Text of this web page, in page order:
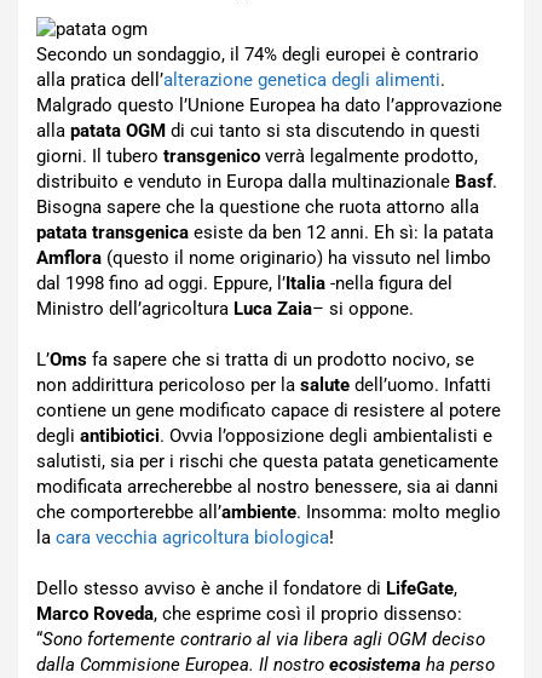
Secondo un sondaggio, il 74% degli europei è contrario
alla pratica dell’alterazione genetica degli alimenti.
Malgrado questo l’Unione Europea ha dato l’approvazione
alla patata OGM di cui tanto si sta discutendo in questi
giorni. Il tubero transgenico verrà legalmente prodotto,
distribuito e venduto in Europa dalla multinazionale Basf.
Bisogna sapere che la questione che ruota attorno alla
patata transgenica esiste da ben 12 anni. Eh sì: la patata
Amflora (questo il nome originario) ha vissuto nel limbo
dal 1998 fino ad oggi. Eppure, l’Italia -nella figura del
Ministro dell’agricoltura Luca Zaia– si oppone.
L’Oms fa sapere che si tratta di un prodotto nocivo, se
non addirittura pericoloso per la salute dell’uomo. Infatti
contiene un gene modificato capace di resistere al potere
degli antibiotici. Ovvia l’opposizione degli ambientalisti e
salutisti, sia per i rischi che questa patata geneticamente
modificata arrecherebbe al nostro benessere, sia ai danni
che comporterebbe all’ambiente. Insomma: molto meglio
la cara vecchia agricoltura biologica!
Dello stesso avviso è anche il fondatore di LifeGate,
Marco Roveda, che esprime così il proprio dissenso:
“Sono fortemente contrario al via libera agli OGM deciso
dalla Commisione Europea. Il nostro ecosistema ha perso